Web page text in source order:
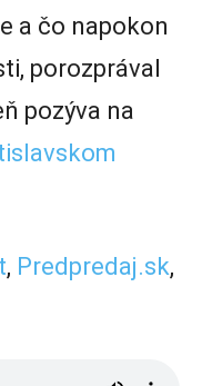
a čo napokon
porozprával
pozýva na
, Predpredaj.sk,